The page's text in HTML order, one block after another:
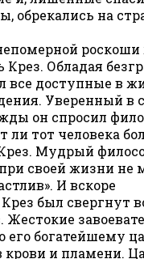
обрекались на
Обладая
все доступные в
Уверенный в
он спросил
ли тот человека
Мудрый
своей жизни не
И вскоре
был свергнут
Жестокие
его богатейшему
крови и пламени.